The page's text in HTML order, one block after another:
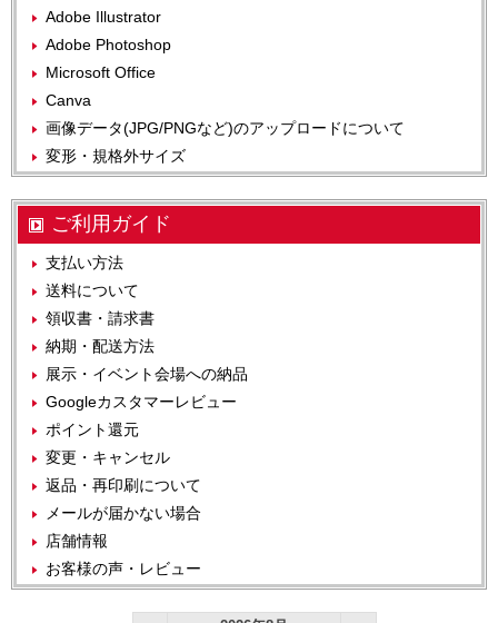
Adobe Illustrator
Adobe Photoshop
Microsoft Office
Canva
画像データ(JPG/PNGなど)のアップロードについて
変形・規格外サイズ
ご利用ガイド
支払い方法
送料について
領収書・請求書
納期・配送方法
展示・イベント会場への納品
Googleカスタマーレビュー
ポイント還元
変更・キャンセル
返品・再印刷について
メールが届かない場合
店舗情報
お客様の声・レビュー